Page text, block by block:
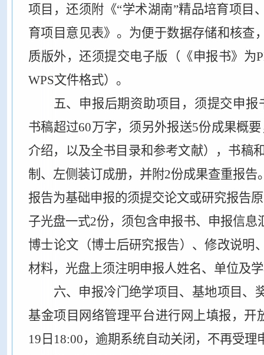
项目，还须附《“学术湖南”精品培育项目
育项目意见表》。为便于数据存储和核查
质版外，还须提交电子版（《申报书》为
WPS文件格式）。
五、申报后期资助项目，须提交申
书稿超过60万字，须另外报送5份成果概
介绍，以及全书目录和参考文献），书稿
制、左侧装订成册，并附2份成果查重报告
报告为基础申报的须提交论文或研究报告
子光盘一式2份，须包含申报书、申报信息
博士论文（博士后研究报告）、修改说明
材料，光盘上须注明申报人姓名、单位及
六、申报冷门绝学项目、基地项目、
基金项目网络管理平台进行网上填报，开
19日18:00，逾期系统自动关闭，不再受